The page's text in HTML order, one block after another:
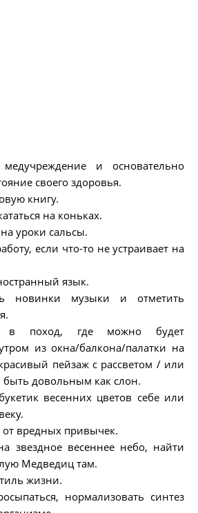
и основательно
своего здоровья.
книгу.
на коньках.
уроки сальсы.
если что-то не устраивает на
язык.
новинки музыки и отметить
в поход, где можно будет
из окна/балкона/палатки на
пейзаж с рассветом / или
быть довольным как слон.
весенних цветов себе или
от вредных привычек.
звездное весеннее небо, найти
Медведиц там.
жизни.
нормализовать синтез